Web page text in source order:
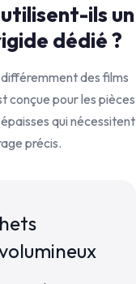
ils un
dédié ?
des films
conçue pour les pièces
qui nécessitent
précis.